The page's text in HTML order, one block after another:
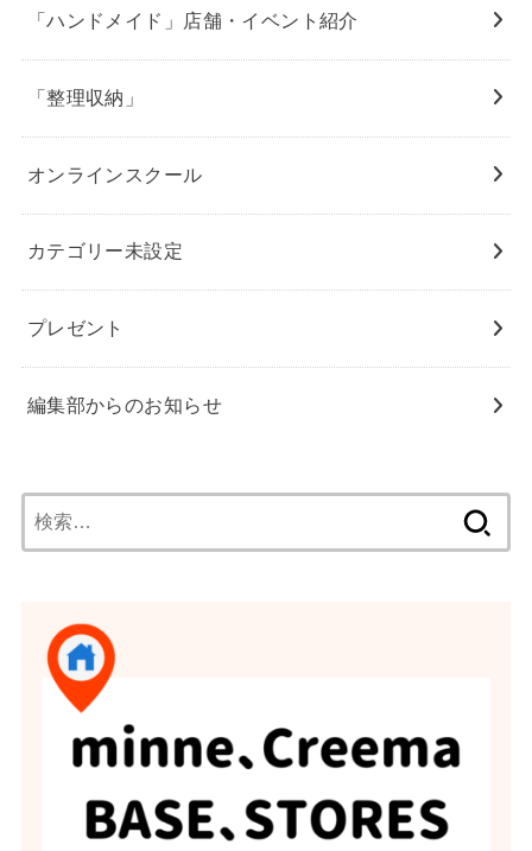
「ハンドメイド」店舗・イベント紹介
「整理収納」
オンラインスクール
カテゴリー未設定
プレゼント
編集部からのお知らせ
索: